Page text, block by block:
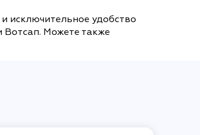
исключительное удобство
Вотсап. Можете также